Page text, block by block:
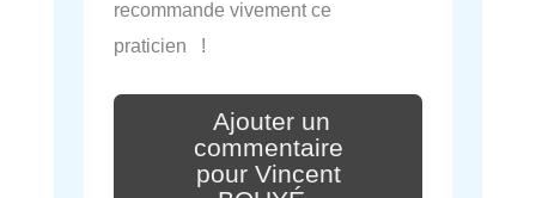
recommande vivement ce
praticien !
Ajouter un
commentaire
pour Vincent